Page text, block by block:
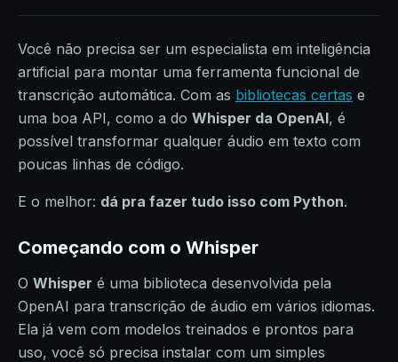
Você não precisa ser um especialista em inteligência
artificial para montar uma ferramenta funcional de
transcrição automática. Com as bibliotecas certas e
uma boa API, como a do Whisper da OpenAI, é
possível transformar qualquer áudio em texto com
poucas linhas de código.
E o melhor: dá pra fazer tudo isso com Python.
Começando com o Whisper
O Whisper é uma biblioteca desenvolvida pela
OpenAI para transcrição de áudio em vários idiomas.
Ela já vem com modelos treinados e prontos para
uso, você só precisa instalar com um simples